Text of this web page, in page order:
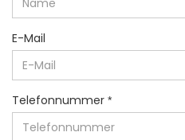
E-Mail
Telefonnummer